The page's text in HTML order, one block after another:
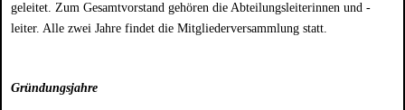
geleitet. Zum Gesamtvorstand gehören die Abteilungsleiterinnen und -
leiter. Alle zwei Jahre findet die Mitgliederversammlung statt.
Gründungsjahre